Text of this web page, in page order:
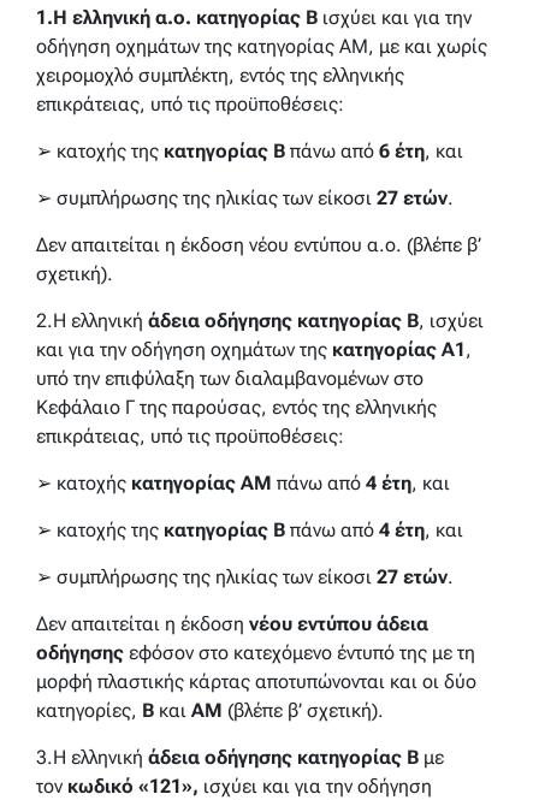
1.Η ελληνική α.ο. κατηγορίας Β ισχύει και για την
οδήγηση οχημάτων της κατηγορίας ΑΜ, με και χωρίς
χειρομοχλό συμπλέκτη, εντός της ελληνικής
επικράτειας, υπό τις προϋποθέσεις:
➢ κατοχής της κατηγορίας Β πάνω από 6 έτη, και
➢ συμπλήρωσης της ηλικίας των είκοσι 27 ετών.
Δεν απαιτείται η έκδοση νέου εντύπου α.ο. (βλέπε β’
σχετική).
2.Η ελληνική άδεια οδήγησης κατηγορίας Β, ισχύει
και για την οδήγηση οχημάτων της κατηγορίας Α1,
υπό την επιφύλαξη των διαλαμβανομένων στο
Κεφάλαιο Γ της παρούσας, εντός της ελληνικής
επικράτειας, υπό τις προϋποθέσεις:
➢ κατοχής κατηγορίας ΑΜ πάνω από 4 έτη, και
➢ κατοχής της κατηγορίας Β πάνω από 4 έτη, και
➢ συμπλήρωσης της ηλικίας των είκοσι 27 ετών.
Δεν απαιτείται η έκδοση νέου εντύπου άδεια
οδήγησης εφόσον στο κατεχόμενο έντυπό της με τη
μορφή πλαστικής κάρτας αποτυπώνονται και οι δύο
κατηγορίες, Β και ΑΜ (βλέπε β’ σχετική).
3.Η ελληνική άδεια οδήγησης κατηγορίας Β με
τον κωδικό «121», ισχύει και για την οδήγηση